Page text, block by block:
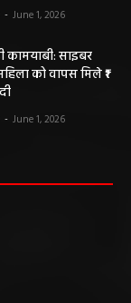
- June 1, 2026
कामयाबी: साइबर
को वापस मिले ₹1
- June 1, 2026